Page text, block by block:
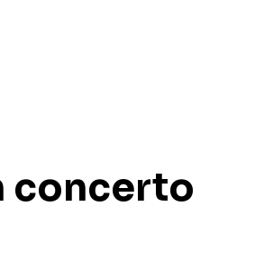
concerto